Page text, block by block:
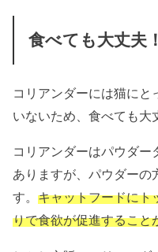
食べても大丈夫
コリアンダーには猫にと
いないため、食べても大
コリアンダーはパウダ
ありますが、パウダーの
す。キャットフードにト
りで食欲が促進すること